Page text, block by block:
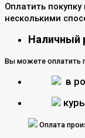
Оплатить
несколькими
Наличный
Вы можете оплатить
в
Оплата